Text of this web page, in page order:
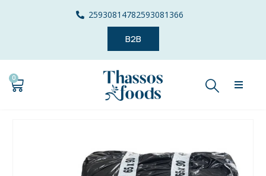
25930814782593081366
B2B
0